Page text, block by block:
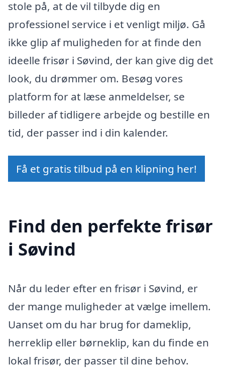
stole på, at de vil tilbyde dig en
professionel service i et venligt miljø. Gå
ikke glip af muligheden for at finde den
ideelle frisør i Søvind, der kan give dig det
look, du drømmer om. Besøg vores
platform for at læse anmeldelser, se
billeder af tidligere arbejde og bestille en
tid, der passer ind i din kalender.
Få et gratis tilbud på en klipning her!
Find den perfekte frisør
i Søvind
Når du leder efter en frisør i Søvind, er
der mange muligheder at vælge imellem.
Uanset om du har brug for dameklip,
herreklip eller børneklip, kan du finde en
lokal frisør, der passer til dine behov.